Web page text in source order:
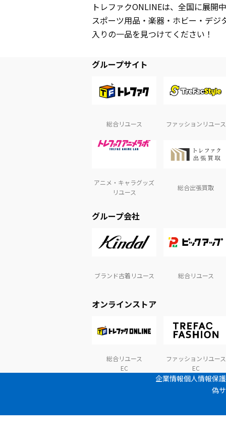
トレファクONLINEは、全国に展開
スポーツ用品・楽器・ホビー・デジ
入りの一品を見つけてください！
グループサイト
総合リユース ファッションリユース
アニメ・キャラグッズ
リユース
総合出張買取
グループ会社
ブランド古着リユース 総合リユース
オンラインストア
総合リユース
EC
ファッションリユース
EC
企業情報個人情報保
偽